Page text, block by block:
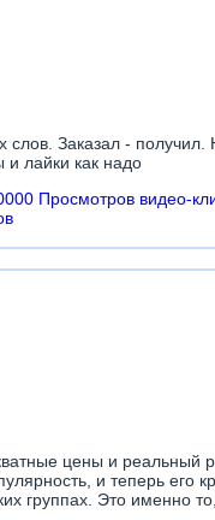
слов. Заказал - получил.
и лайки как надо
Просмотров видео-
цены и реальный
и теперь его
группах. Это именно